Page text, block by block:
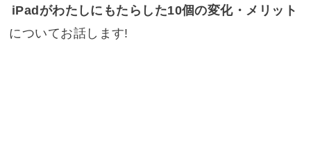
iPadがわたしにもたらした10個の変化・メリット
についてお話します!